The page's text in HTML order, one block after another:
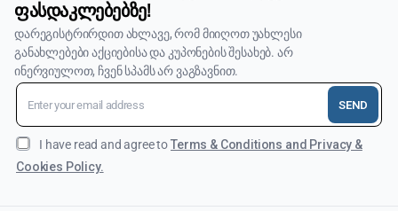
ფასდაკლებებზე!
დარეგისტრირდით ახლავე, რომ მიიღოთ უახლესი
განახლებები აქციებისა და კუპონების შესახებ. არ
ინერვიულოთ, ჩვენ სპამს არ ვაგზავნით.
SEND
I have read and agree toTerms & Conditions and Privacy &
Cookies Policy.